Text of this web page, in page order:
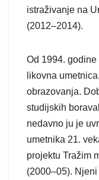
istraživanje na
(2012–2014).
Od 1994.
likovna
obrazovanja.
studijskih
nedavno ju je
umetnika 21.
projektu Tražim
(2000–05).